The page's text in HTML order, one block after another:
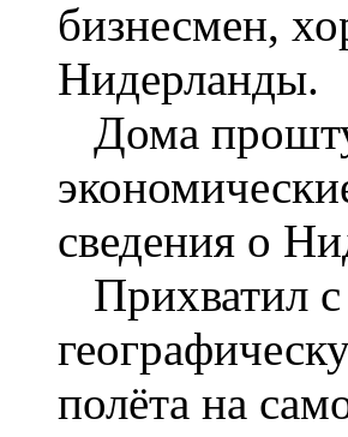
бизнесмен,
Нидерланды.
Дома
сведения о
Прихватил с
полёта на